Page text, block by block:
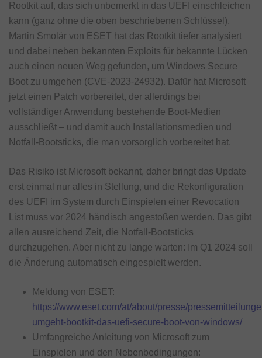
Rootkit auf, das sich unbemerkt in das UEFI einschleichen
kann (ganz ohne die oben beschriebenen Schlüssel).
Martin Smolár von ESET hat das Rootkit tiefer analysiert
und dabei neben bekannten Exploits für bekannte Lücken
auch einen neuen Weg gefunden, um Windows Secure
Boot zu umgehen (CVE-2023-24932). Dafür hat Microsoft
jetzt einen Patch vorbereitet, der allerdings bei
vollständiger Anwendung bestehende Boot-Medien
ausschließt – und damit auch Installationsmedien und
Notfall-Bootsticks, die man vorsorglich vorbereitet hat.
Das Risiko ist Microsoft bekannt, daher bringt das Update
erst einmal nur alles in Stellung, und die Rekonfiguration
des UEFI im System durch Einspielen einer Revocation
List muss vor 2024 händisch angestoßen werden. Das gibt
allen ausreichend Zeit, die Notfall-Bootsticks
durchzugehen. Aber nicht zu lange warten: Im Q1 2024 soll
die Änderung automatisch eingespielt werden.
Meldung von ESET:
https://www.eset.com/at/about/presse/
umgeht-bootkit-das-uefi-secure-boot-von-windows/
Umfangreiche Anleitung von Microsoft zum
Einspielen und den Nebenbedingungen: